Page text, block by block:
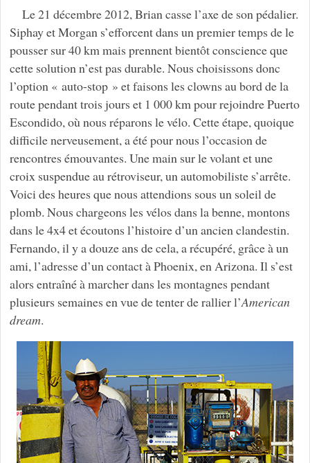
Le 21 décembre 2012, Brian casse l’axe de son pédalier.
Siphay et Morgan s’efforcent dans un premier temps de le
pousser sur 40 km mais prennent bientôt conscience que
cette solution n’est pas durable. Nous choisissons donc
l’option « auto-stop » et faisons les clowns au bord de la
route pendant trois jours et 1 000 km pour rejoindre Puerto
Escondido, où nous réparons le vélo. Cette étape, quoique
difficile nerveusement, a été pour nous l’occasion de
rencontres émouvantes. Une main sur le volant et une
croix suspendue au rétroviseur, un automobiliste s’arrête.
Voici des heures que nous attendions sous un soleil de
plomb. Nous chargeons les vélos dans la benne, montons
dans le 4x4 et écoutons l’histoire d’un ancien clandestin.
Fernando, il y a douze ans de cela, a récupéré, grâce à un
ami, l’adresse d’un contact à Phoenix, en Arizona. Il s’est
alors entraîné à marcher dans les montagnes pendant
plusieurs semaines en vue de tenter de rallier l’American
dream.